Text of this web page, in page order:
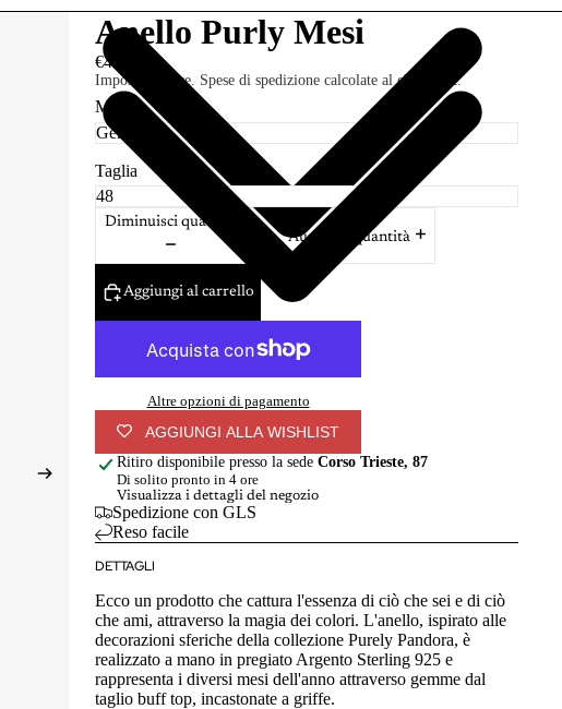
Anello Purly Mesi
€49,00
Imposte incluse. Spese di spedizione calcolate al check-out.
Mese
Taglia
Diminuisci quantità
Aumenta quantità
Aggiungi al carrello
Altre opzioni di pagamento
AGGIUNGI ALLA WISHLIST
Ritiro disponibile presso la sede Corso Trieste, 87
Di solito pronto in 4 ore
Visualizza i dettagli del negozio
Spedizione con GLS
Reso facile
DETTAGLI
Ecco un prodotto che cattura l'essenza di ciò che sei e di ciò
che ami, attraverso la magia dei colori. L'anello, ispirato alle
decorazioni sferiche della collezione Purely Pandora, è
realizzato a mano in pregiato Argento Sterling 925 e
rappresenta i diversi mesi dell'anno attraverso gemme dal
taglio buff top, incastonate a griffe.